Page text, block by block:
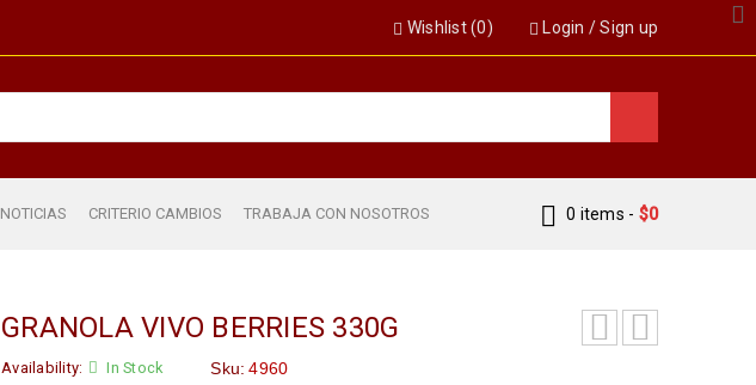
Login /Sign up
Wishlist (0)
NOTICIAS CRITERIO CAMBIOS TRABAJA CON NOSOTROS 0 items - $0
GRANOLA VIVO BERRIES 330G
Availability: In Stock Sku: 4960